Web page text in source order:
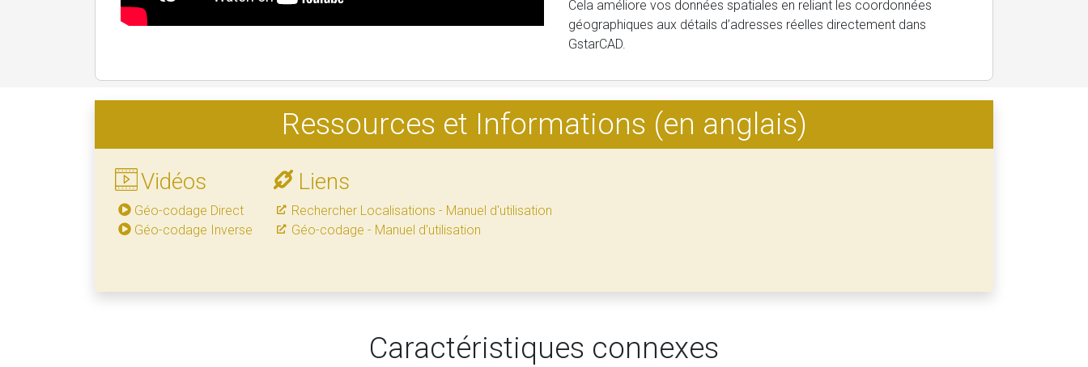
Cela améliore vos données spatiales en reliant les coordonnées
géographiques aux détails d’adresses réelles directement dans
GstarCAD.
Ressources et Informations (en anglais)
Vidéos
Géo-codage Direct
Géo-codage Inverse
Liens
Rechercher Localisations - Manuel d'utilisation
Géo-codage - Manuel d'utilisation
Caractéristiques connexes